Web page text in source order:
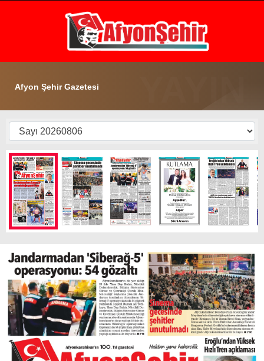
WhatsApp İhbar Hattı
Facebook
20.1 °
AFYON
EKONOMİ
POLİTİKA
SPOR
SAĞLIK
İLÇE
DIĞER
ÇEVRE
RESMI İLANLAR
E-GAZETE
Afyon Şehir Gazetesi